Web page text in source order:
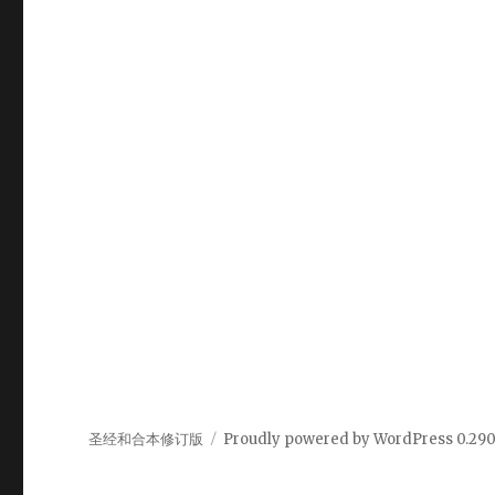
圣经和合本修订版 Proudly powered by WordPress